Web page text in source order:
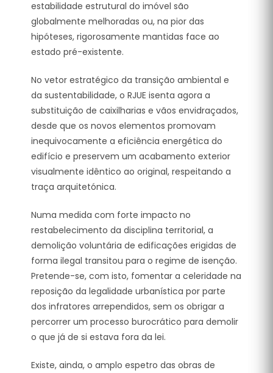
estabilidade estrutural do imóvel são
globalmente melhoradas ou, na pior das
hipóteses, rigorosamente mantidas face ao
estado pré-existente.
No vetor estratégico da transição ambiental e
da sustentabilidade, o RJUE isenta agora a
substituição de caixilharias e vãos envidraçados,
desde que os novos elementos promovam
inequivocamente a eficiência energética do
edifício e preservem um acabamento exterior
visualmente idêntico ao original, respeitando a
traça arquitetónica.
Numa medida com forte impacto no
restabelecimento da disciplina territorial, a
demolição voluntária de edificações erigidas de
forma ilegal transitou para o regime de isenção.
Pretende-se, com isto, fomentar a celeridade na
reposição da legalidade urbanística por parte
dos infratores arrependidos, sem os obrigar a
percorrer um processo burocrático para demolir
o que já de si estava fora da lei.
Existe, ainda, o amplo espetro das obras de